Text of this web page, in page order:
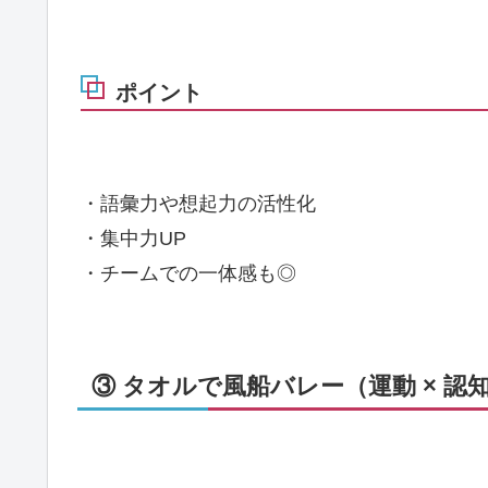
ポイント
・語彙力や想起力の活性化
・集中力UP
・チームでの一体感も◎
③ タオルで風船バレー（運動 × 認